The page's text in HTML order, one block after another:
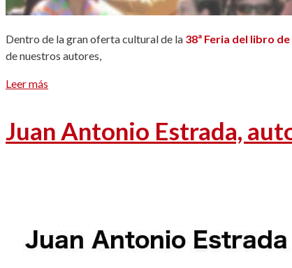
Dentro de la gran oferta cultural de la 38ª Feria del libro
de nuestros autores,
Leer más
Juan Antonio Estrada,